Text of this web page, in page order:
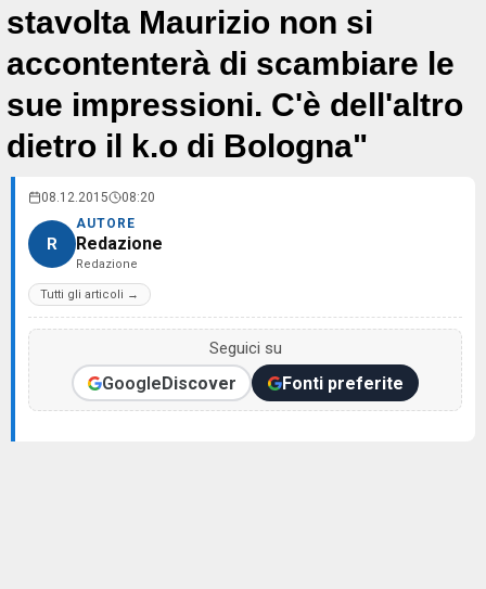
stavolta Maurizio non si
accontenterà di scambiare le
sue impressioni. C'è dell'altro
dietro il k.o di Bologna"
08.12.2015 08:20
R
AUTORE
Redazione
Redazione
Tutti gli articoli →
Seguici su
GoogleDiscover Fonti preferite